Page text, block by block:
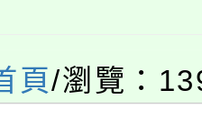
新住民語歌
學年度第
頁/瀏覽：